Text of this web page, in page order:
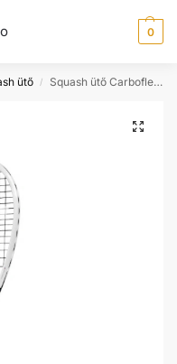
0
ütő / Squash ütő Carboflex 125 Xtop v2 Tecnifibre